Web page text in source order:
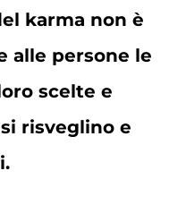
karma non è
alle persone le
scelte e
risveglino e